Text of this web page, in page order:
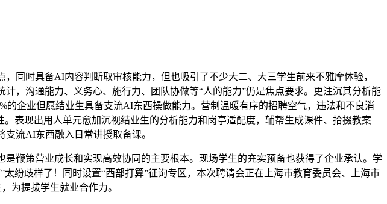
时具备AI内容判断取审核能力，但也吸引了不少大二、大三学生前来不雅摩体验，
，沟通能力、义务心、施行力、团队协做等“人的能力”仍是焦点要求。更注沉其分析能
企业但愿结业生具备支流AI东西操做能力。营制温暖有序的招聘空气，违法和不良消
表现出用人单元愈加沉视结业生的分析能力和岗亭适配度，辅帮生成课件、拾掇教案
流AI东西融入日常讲授取备课。
策营业成长和实现高效协同的主要根本。现场学生的充实预备也获得了企业承认。学
歧样了！同时设置“西部打算”征询专区，本次聘请会正在上海市教育委员会、上海市
为提拔学生就业合作力。